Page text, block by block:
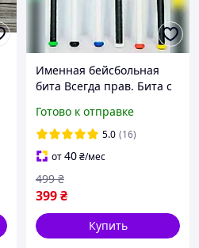
Именная бейсбольная
бита Всегда прав. Бита с
надписью. 6 цветов.
Готово к отправке
5.0 (16)
от40₴/мес
399₴
499 ₴
Купить